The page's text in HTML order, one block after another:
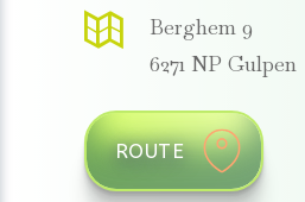
Berghem 9
6271 NP Gulpen
ROUTE